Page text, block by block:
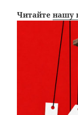
Читайтенашу